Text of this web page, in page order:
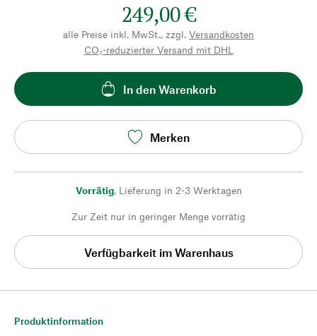
249,00 €
alle Preise inkl. MwSt., zzgl. Versandkosten
CO₂-reduzierter Versand mit DHL
In den Warenkorb
Merken
Vorrätig, Lieferung in 2-3 Werktagen
Zur Zeit nur in geringer Menge vorrätig
Verfügbarkeit im Warenhaus
Produktinformation